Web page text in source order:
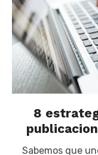
8
Sabemos que